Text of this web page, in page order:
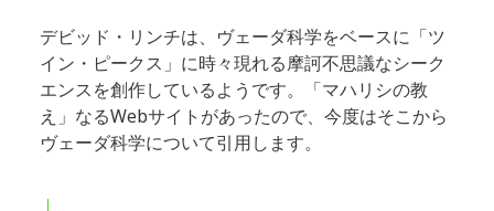
デビッド・リンチは、ヴェーダ科学をベースに「ツ
イン・ピークス」に時々現れる摩訶不思議なシーク
エンスを創作しているようです。「マハリシの教
え」なるWebサイトがあったので、今度はそこから
ヴェーダ科学について引用します。